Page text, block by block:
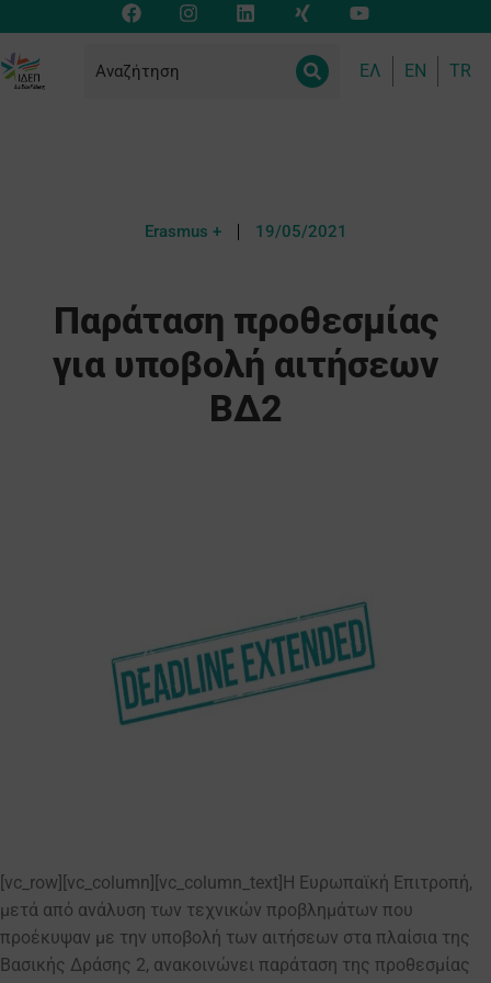
ΕΛ EN TR
Erasmus + 19/05/2021
Παράταση προθεσμίας
για υποβολή αιτήσεων
ΒΔ2
[vc_row][vc_column][vc_column_text]Η Ευρωπαϊκή Επιτροπή,
μετά από ανάλυση των τεχνικών προβλημάτων που
προέκυψαν με την υποβολή των αιτήσεων στα πλαίσια της
Βασικής Δράσης 2, ανακοινώνει παράταση της προθεσμίας